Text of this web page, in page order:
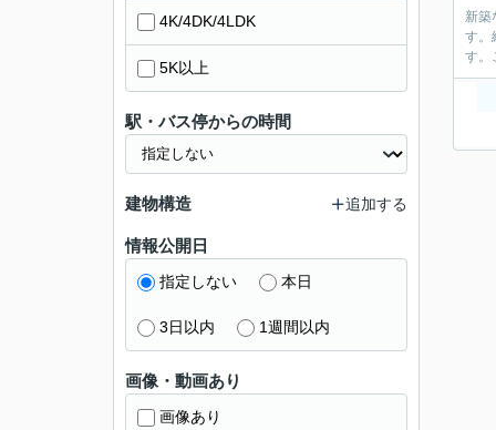
新築
す。
す。
4K/4DK/4LDK
5K以上
駅・バス停からの時間
建物構造 追加する
情報公開日
指定しない 本日
3日以内 1週間以内
画像・動画あり
画像あり